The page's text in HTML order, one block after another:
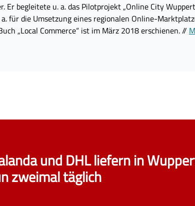
Er begleitete u. a. das Pilotprojekt „Online City
für die Umsetzung eines regionalen Online-
„Local Commerce“ ist im März 2018 erschienen. //
und DHL liefern in
zweimal täglich